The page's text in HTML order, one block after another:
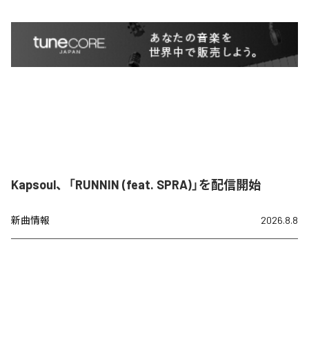
Kapsoul、「RUNNIN (feat. SPRA)」を配信開始
新曲情報 2026.8.8